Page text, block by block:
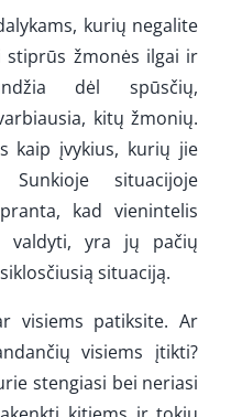
kurių negalite
stiprūs žmonės ilgai ir
dėl spūsčių,
kitų žmonių.
kaip įvykius, kurių jie
situacijoje
kad vienintelis
valdyti, yra jų pačių
situaciją.
visiems patiksite. Ar
visiems įtikti?
stengiasi bei neriasi